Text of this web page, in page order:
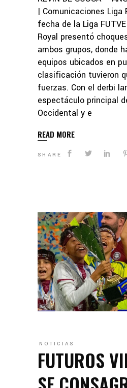
| Comunicaciones Liga
fecha de la Liga
Royal presentó
ambos grupos, donde
equipos ubicados en
clasificación tuvieron
fuerzas. Con el derbi
espectáculo principal
Occidental y e
READ MORE
SHARE
NOTICIAS
FUTUROS